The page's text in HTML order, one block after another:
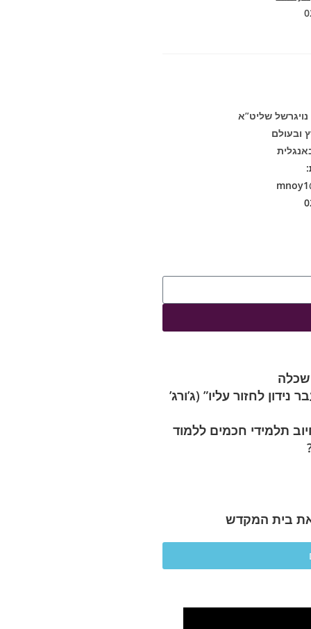
שליט”א
ובעולם
לחזור עליו” (ג’ורג’
תלמידי חכמים ללמוד
בית המקדש